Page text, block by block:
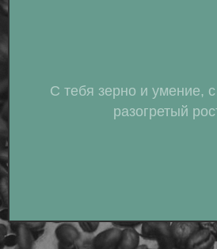
С тебя зерно и умение,
разогретый